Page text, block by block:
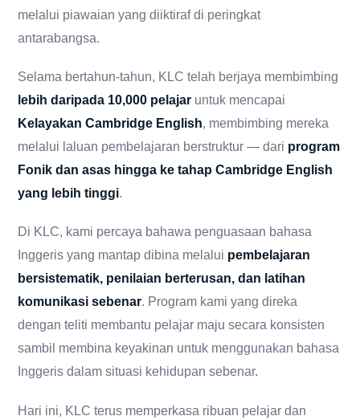
melalui piawaian yang diiktiraf di peringkat
antarabangsa.
Selama bertahun-tahun, KLC telah berjaya membimbing
lebih daripada 10,000 pelajar untuk mencapai
Kelayakan Cambridge English, membimbing mereka
melalui laluan pembelajaran berstruktur — dari program
Fonik dan asas hingga ke tahap Cambridge English
yang lebih tinggi.
Di KLC, kami percaya bahawa penguasaan bahasa
Inggeris yang mantap dibina melalui pembelajaran
bersistematik, penilaian berterusan, dan latihan
komunikasi sebenar. Program kami yang direka
dengan teliti membantu pelajar maju secara konsisten
sambil membina keyakinan untuk menggunakan bahasa
Inggeris dalam situasi kehidupan sebenar.
Hari ini, KLC terus memperkasa ribuan pelajar dan